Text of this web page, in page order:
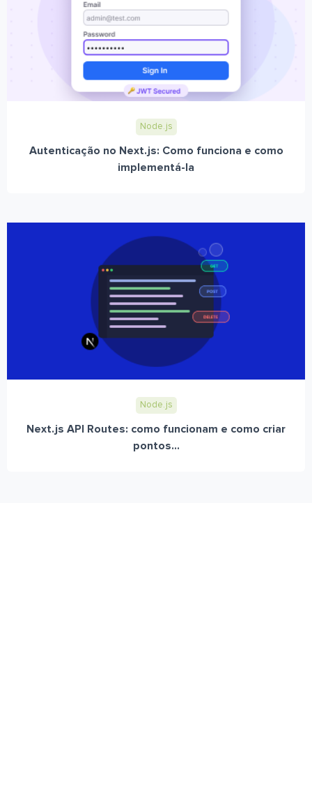
Node.js
Autenticação no Next.js: Como funciona e como
implementá-la
Node.js
Next.js API Routes: como funcionam e como criar
pontos...